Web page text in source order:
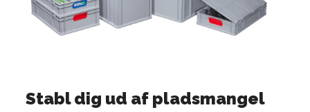
Stabl dig ud af pladsmangel